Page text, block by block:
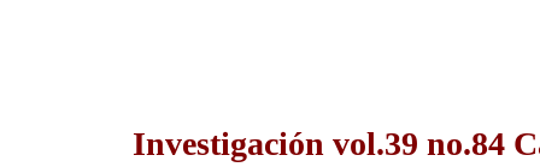
Investigación vol.39 no.84